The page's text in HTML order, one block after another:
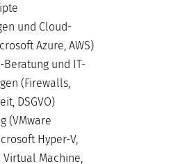
und Cloud-
Azure, AWS)
Beratung und IT-
(Firewalls,
DSGVO)
(VMware
Hyper-V,
Virtual Machine,